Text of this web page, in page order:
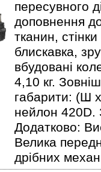
пересувного
доповнення
тканин,
блискавка,
вбудовані
4,10 кг.
габарити: (Ш
нейлон 420D.
Додатково:
Велика
дрібних